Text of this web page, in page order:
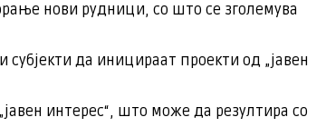
нови рудници, со што се зголемува
да иницираат проекти од „јавен
интерес“, што може да резултира со